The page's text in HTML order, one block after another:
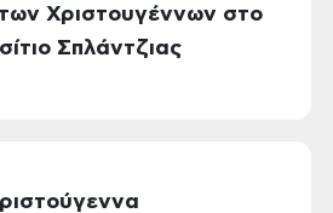
Χριστουγέννων στο
Σπλάντζιας